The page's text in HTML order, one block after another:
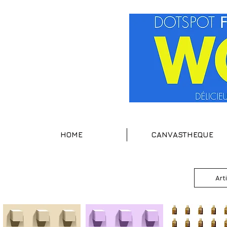
HOME CANVASTHEQUE